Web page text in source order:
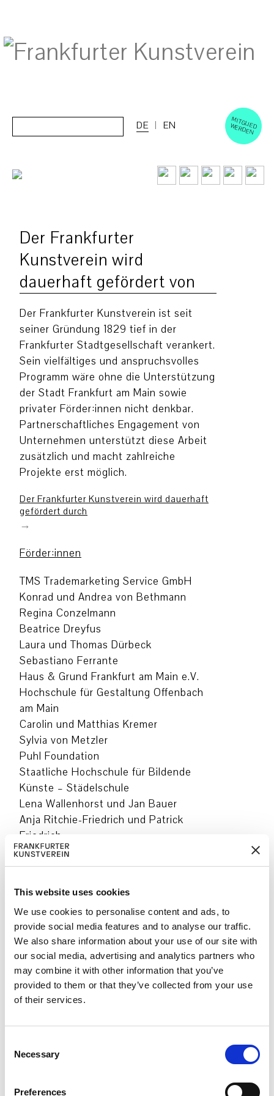
This website uses cookies
We use cookies to personalise content and ads, to
provide social media features and to analyse our traffic.
We also share information about your use of our site with
our social media, advertising and analytics partners who
may combine it with other information that you’ve
provided to them or that they’ve collected from your use
of their services.
Necessary
Preferences
M
ITGLIED W
ERD
EN
DE EN
Der Frankfurter
Kunstverein wird
dauerhaft gefördert von
Der Frankfurter Kunstverein ist seit
seiner Gründung 1829 tief in der
Frankfurter Stadtgesellschaft verankert.
Sein vielfältiges und anspruchsvolles
Programm wäre ohne die Unterstützung
der Stadt Frankfurt am Main sowie
privater Förder:innen nicht denkbar.
Partnerschaftliches Engagement von
Unternehmen unterstützt diese Arbeit
zusätzlich und macht zahlreiche
Projekte erst möglich.
Der Frankfurter Kunstverein wird dauerhaft
gefördert durch
Förder:innen
TMS Trademarketing Service GmbH
Konrad und Andrea von Bethmann
Regina Conzelmann
Beatrice Dreyfus
Laura und Thomas Dürbeck
Sebastiano Ferrante
Haus & Grund Frankfurt am Main e.V.
Hochschule für Gestaltung Offenbach
am Main
Carolin und Matthias Kremer
Sylvia von Metzler
Puhl Foundation
Staatliche Hochschule für Bildende
Künste – Städelschule
Lena Wallenhorst und Jan Bauer
Anja Ritchie-Friedrich und Patrick
Friedrich
:response – Inh. Arved Lüth
Nicole Abdolali, Rick van Aerssen,
Alexander von Ahlefeldt-Dehn, AHP –
kultursensibler Pflegedienst Nadia Qani,
Beate Arras, Maria-Theresia Artmann,
Marion and Ulf Bambach, Monika
Becker-Heymann, Marcus Benzing,
Wonge Bergmann, Andrea Böhler,
Brümmer, Helga Budde, Kilian Bumiller,